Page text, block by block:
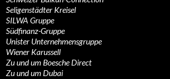
Seligenstädter Kreisel
SILWA Gruppe
Südfinanz-Gruppe
Unister Unternehmensgruppe
Wiener Karussell
Zu und um Boesche Direct
Zu und um Dubai